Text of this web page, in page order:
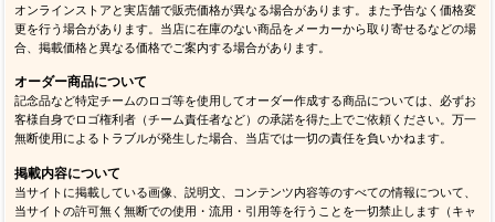
オンラインストアと実店舗で販売価格が異なる場合があります。また予告なく価格変
更を行う場合があります。当店に在庫のない商品をメーカーから取り寄せるなどの場
合、掲載価格と異なる価格でご案内する場合があります。
オーダー商品について
記念品など特定チームのロゴ等を使用してオーダー作成する商品については、必ずお
客様自身でロゴ権利者（チーム責任者など）の承諾を得た上でご依頼ください。万一
無断使用によるトラブルが発生した場合、当店では一切の責任を負いかねます。
掲載内容について
当サイトに掲載している画像、説明文、コンテンツ内容等のすべての情報について、
当サイトの許可無く無断での使用・流用・引用等を行うことを一切禁止します（キャ